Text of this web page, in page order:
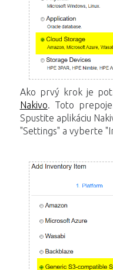
Ako prvý krok je
Nakivo. Toto
Spustite aplikáciu
"Settings" a vyberte